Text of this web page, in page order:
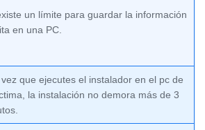
un límite para guardar la información
en una PC.
que ejecutes el instalador en el pc de
la instalación no demora más de 3